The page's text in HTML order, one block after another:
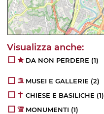
DA NON PERDERE (1)
MUSEI E GALLERIE (2)
CHIESE E BASILICHE (1)
MONUMENTI (1)